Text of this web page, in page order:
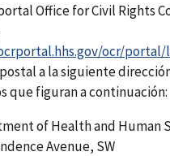
Office for Civil Rights
ocr/portal/
a la siguiente
que figuran a continuación:
of Health and Human
Avenue, SW